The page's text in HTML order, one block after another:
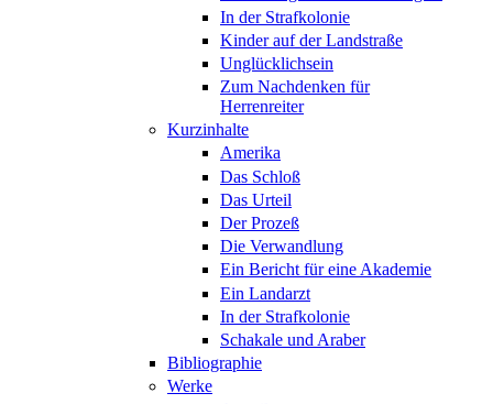
In der Strafkolonie
Kinder auf der Landstraße
Unglücklichsein
Zum Nachdenken für
Herrenreiter
Kurzinhalte
Amerika
Das Schloß
Das Urteil
Der Prozeß
Die Verwandlung
Ein Bericht für eine Akademie
Ein Landarzt
In der Strafkolonie
Schakale und Araber
Bibliographie
Werke